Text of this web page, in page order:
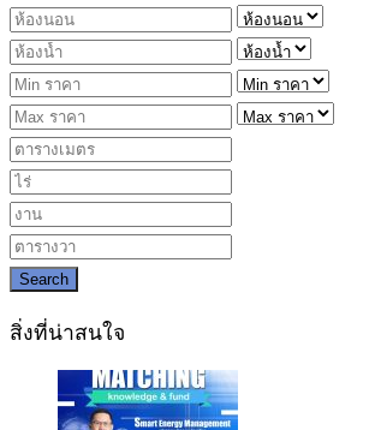
Search
สิ่งที่น่าสนใจ